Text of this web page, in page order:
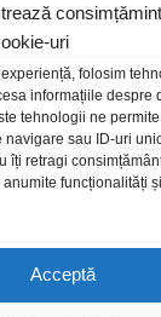
uri
folosim
informațiile despre
tehnologii ne permite
sau ID-uri
îți retragi
funcționalități și
Acceptă
Baterie
12,00lei/